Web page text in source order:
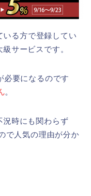
る方で登録してい
サービスです。
必要になるのです
。
況時にも関わらず
で人気の理由が分か